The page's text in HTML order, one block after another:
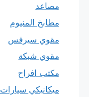
مصاعد
مطابخ المنيوم
مقوي سيرفس
مقوي شبكة
مكتب افراح
ميكانيكي سيارات